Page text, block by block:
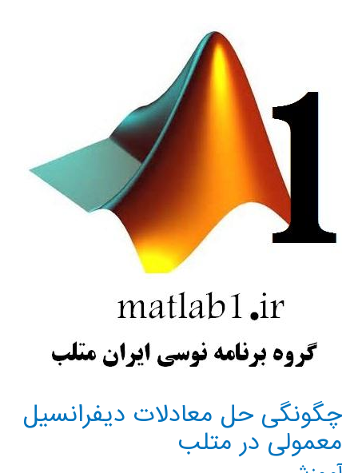
چگونگی حل معادلات دیفرانسیل
معمولی در متلب